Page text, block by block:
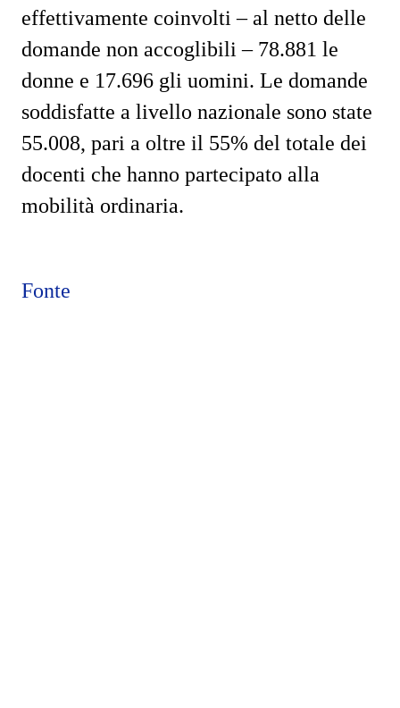
effettivamente coinvolti – al netto delle
domande non accoglibili – 78.881 le
donne e 17.696 gli uomini. Le domande
soddisfatte a livello nazionale sono state
55.008, pari a oltre il 55% del totale dei
docenti che hanno partecipato alla
mobilità ordinaria.
Fonte